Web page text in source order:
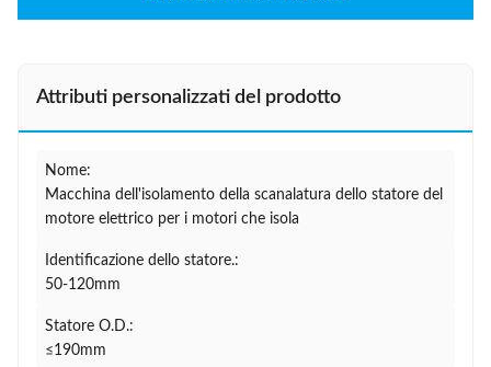
Attributi personalizzati del prodotto
Nome:
Macchina dell'isolamento della scanalatura dello statore del
motore elettrico per i motori che isola
Identificazione dello statore.:
50-120mm
Statore O.D.:
≤190mm